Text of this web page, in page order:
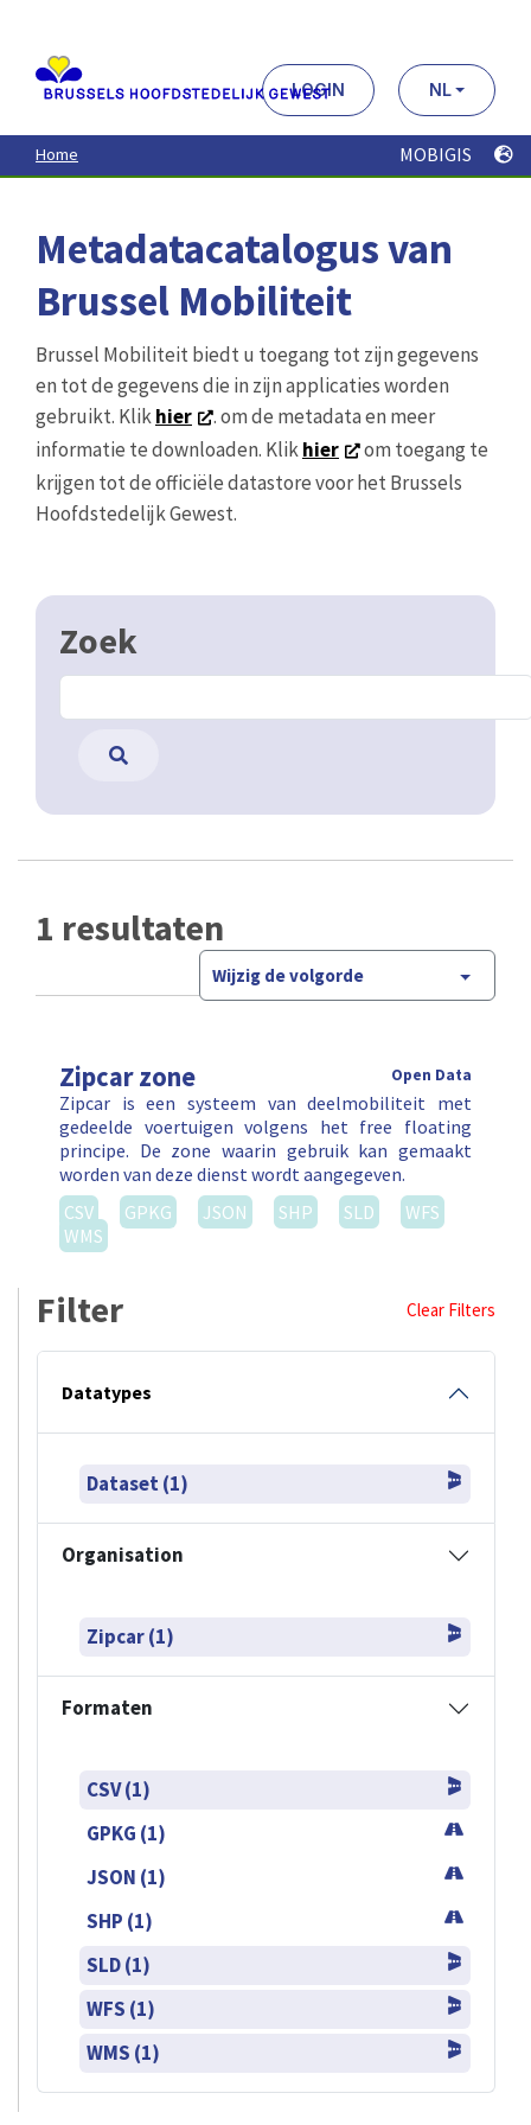
contenu
principal
LOGIN NL
Home MOBIGIS
Metadatacatalogus van
Brussel Mobiliteit
Brussel Mobiliteit biedt u toegang tot zijn gegevens
en tot de gegevens die in zijn applicaties worden
gebruikt. Klikhier
. om de metadata en meer
informatie te downloaden. Klikhier
om toegang te
krijgen tot de officiële datastore voor het Brussels
Hoofdstedelijk Gewest.
Zoek
1 resultaten
Wijzig de volgorde
Zipcar zone Open Data
Zipcar is een systeem van deelmobiliteit met
gedeelde voertuigen volgens het free floating
principe. De zone waarin gebruik kan gemaakt
worden van deze dienst wordt aangegeven.
CSV
GPKG JSON SHP SLD
WFS
WMS
Filter Clear Filters
Datatypes
Dataset (1)
Organisation
Zipcar (1)
Formaten
CSV (1)
GPKG (1)
JSON (1)
SHP (1)
SLD (1)
WFS (1)
WMS (1)